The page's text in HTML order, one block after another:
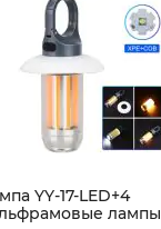
YY-17-LED+4
лампы